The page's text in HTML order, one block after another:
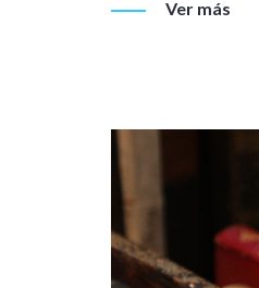
Ver más